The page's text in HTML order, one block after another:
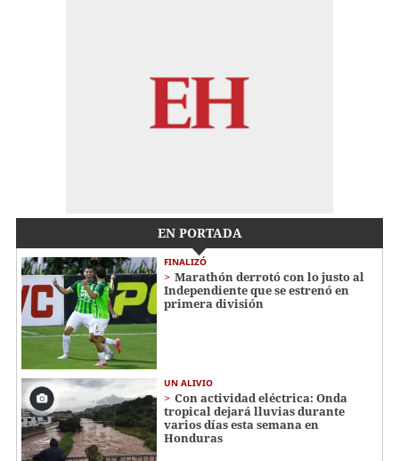
EN PORTADA
FINALIZÓ
Marathón derrotó con lo justo al
Independiente que se estrenó en
primera división
UN ALIVIO
Con actividad eléctrica: Onda
tropical dejará lluvias durante
varios días esta semana en
Honduras